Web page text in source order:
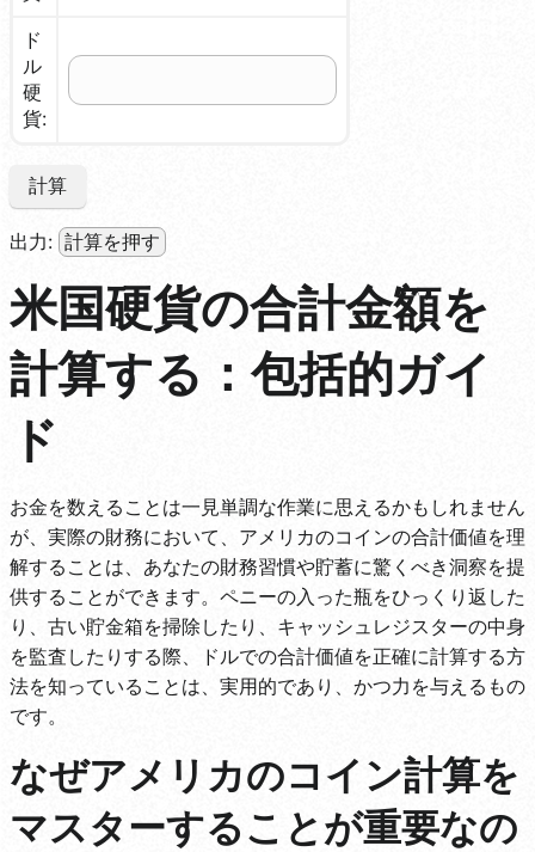
ド
ル
硬
貨:
計算
出力: 計算を押す
米国硬貨の合計金額を
計算する：包括的ガイ
ド
お金を数えることは一見単調な作業に思えるかもしれません
が、実際の財務において、アメリカのコインの合計価値を理
解することは、あなたの財務習慣や貯蓄に驚くべき洞察を提
供することができます。ペニーの入った瓶をひっくり返した
り、古い貯金箱を掃除したり、キャッシュレジスターの中身
を監査したりする際、ドルでの合計価値を正確に計算する方
法を知っていることは、実用的であり、かつ力を与えるもの
です。
なぜアメリカのコイン計算を
マスターすることが重要なの